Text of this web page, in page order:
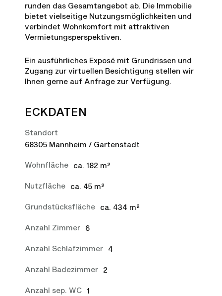
runden das Gesamtangebot ab. Die Immobilie
bietet vielseitige Nutzungsmöglichkeiten und
verbindet Wohnkomfort mit attraktiven
Vermietungsperspektiven.
Ein ausführliches Exposé mit Grundrissen und
Zugang zur virtuellen Besichtigung stellen wir
Ihnen gerne auf Anfrage zur Verfügung.
ECKDATEN
Standort
68305 Mannheim / Gartenstadt
Wohnfläche ca. 182 m²
Nutzfläche ca. 45 m²
Grundstücksfläche ca. 434 m²
Anzahl Zimmer 6
Anzahl Schlafzimmer 4
Anzahl Badezimmer 2
Anzahl sep. WC 1